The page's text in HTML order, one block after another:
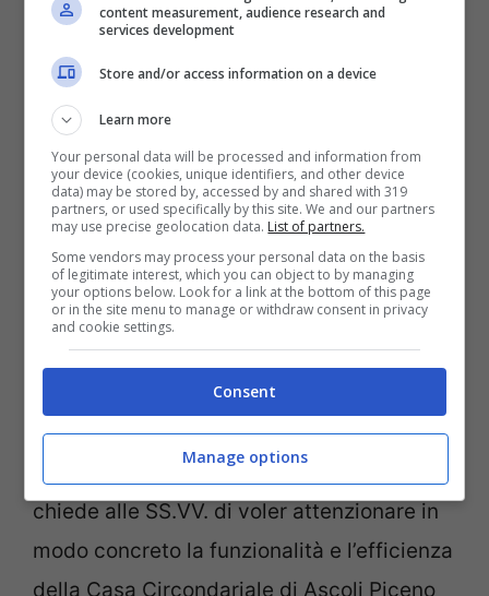
tagliato nella sua pianta organica per
effetto del DM Orlando del 2017, si trova in
sensibile sotto organico. Ciò determina un
aumento dei carichi di lavoro e un numero
superiori a quelle contrattualmente
stabilite, che sarà destinato a peggiorare
quando sarà a breve riaperto un reparto
detentivo recentemente ristrutturato.
In ragione di ciò, questa Federazione
chiede alle SS.VV. di voler attenzionare in
modo concreto la funzionalità e l’efficienza
della Casa Circondariale di Ascoli Piceno
content measurement, audience research and
services development
Store and/or access information on a device
Learn more
Your personal data will be processed and information from
your device (cookies, unique identifiers, and other device
data) may be stored by, accessed by and shared with 319
partners, or used specifically by this site. We and our partners
may use precise geolocation data. List of partners.
Some vendors may process your personal data on the basis
of legitimate interest, which you can object to by managing
your options below. Look for a link at the bottom of this page
or in the site menu to manage or withdraw consent in privacy
and cookie settings.
Consent
Manage options